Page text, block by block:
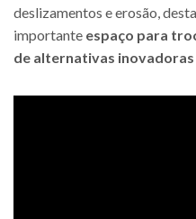
deslizamentos e erosão,
importante espaço para
de alternativas